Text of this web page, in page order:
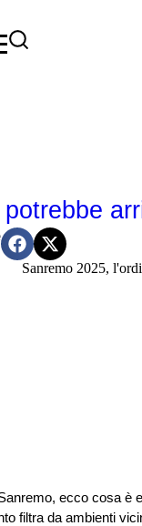
ecco cosa è
filtra da ambienti